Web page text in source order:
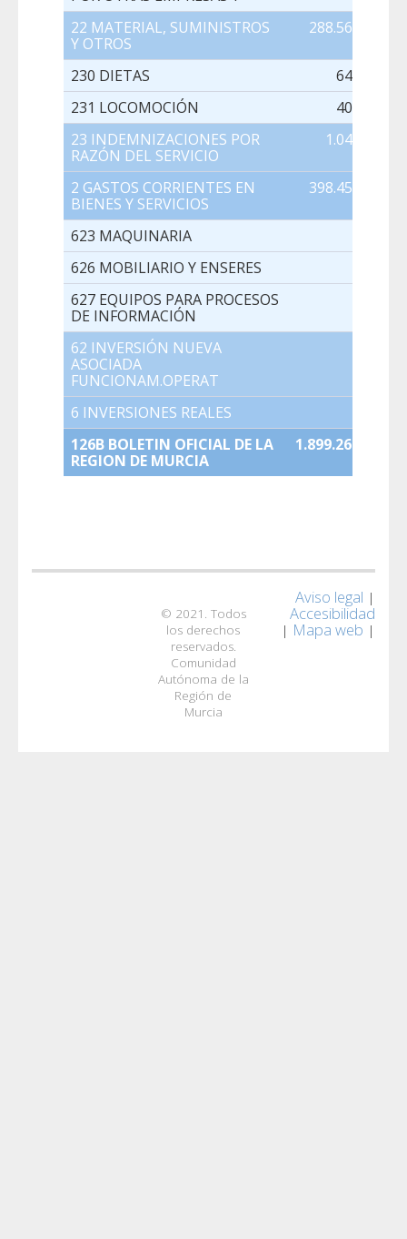
22 MATERIAL, SUMINISTROS
Y OTROS
288.560,00
230 DIETAS
640,00
231 LOCOMOCIÓN
400,00
23 INDEMNIZACIONES POR
RAZÓN DEL SERVICIO
1.040,00
2 GASTOS CORRIENTES EN
BIENES Y SERVICIOS
398.450,00
623 MAQUINARIA
626 MOBILIARIO Y ENSERES
627 EQUIPOS PARA PROCESOS
DE INFORMACIÓN
62 INVERSIÓN NUEVA
ASOCIADA
FUNCIONAM.OPERAT
6 INVERSIONES REALES
126B BOLETIN OFICIAL DE LA
REGION DE MURCIA
1.899.269,00
© 2021. Todos
los derechos
reservados.
Comunidad
Autónoma de la
Región de
Murcia
Aviso legal |
Accesibilidad
| Mapa web |